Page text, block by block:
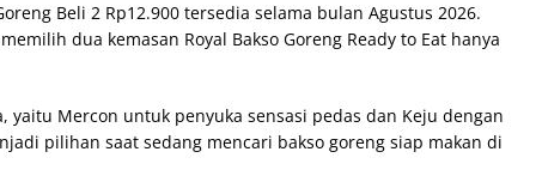
Beli 2 Rp12.900 tersedia selama bulan Agustus 2026.
dua kemasan Royal Bakso Goreng Ready to Eat hanya
yaitu Mercon untuk penyuka sensasi pedas dan Keju dengan
pilihan saat sedang mencari bakso goreng siap makan di